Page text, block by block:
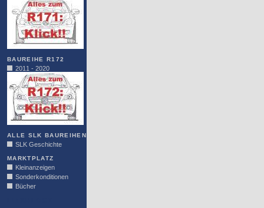
BAUREIHE R172
2011 - 2020
ALLE SLK BAUREIHEN
SLK Geschichte
MARKTPLATZ
Kleinanzeigen
Sonderkonditionen
Bücher